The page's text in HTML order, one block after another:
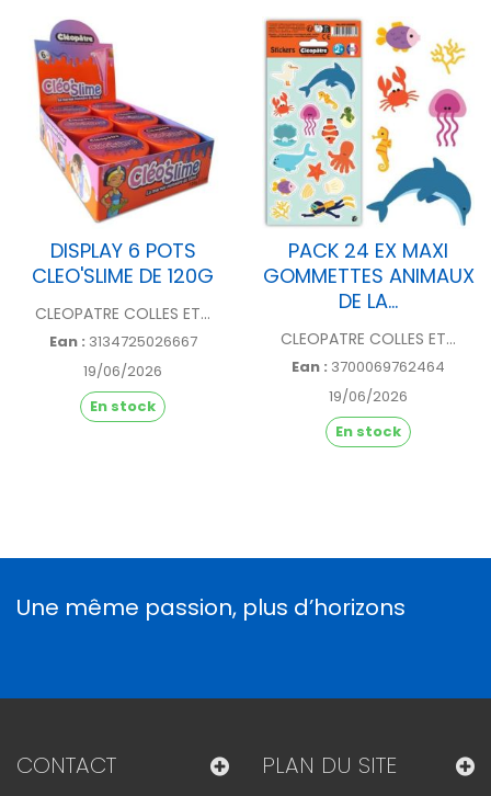
DESCRIPTIF
DISPLAY 6 POTS
CLEO'SLIME DE 120G
CLEOPATRE COLLES ET...
Ean : 3134725026667
19/06/2026
En stock
PACK 24 EX MAXI
GOMMETTES ANIMAUX
DE LA...
CLEOPATRE COLLES ET...
Ean : 3700069762464
19/06/2026
En stock
Une même passion, plus d’horizons
CONTACT PLAN DU SITE